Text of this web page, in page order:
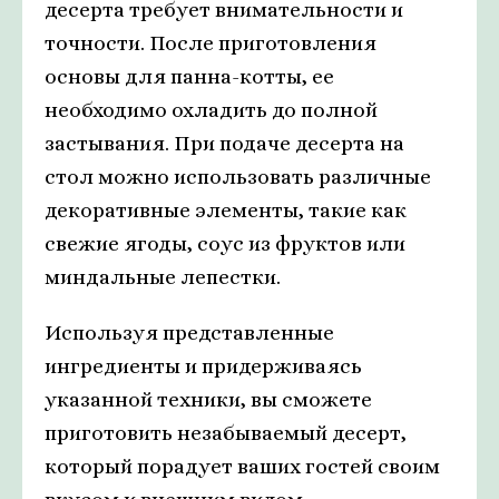
десерта требует внимательности и
точности. После приготовления
основы для панна-котты, ее
необходимо охладить до полной
застывания. При подаче десерта на
стол можно использовать различные
декоративные элементы, такие как
свежие ягоды, соус из фруктов или
миндальные лепестки.
Используя представленные
ингредиенты и придерживаясь
указанной техники, вы сможете
приготовить незабываемый десерт,
который порадует ваших гостей своим